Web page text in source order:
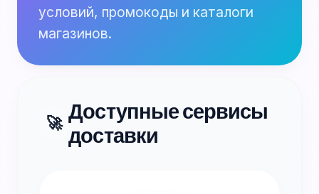
условий, промокоды и каталоги
магазинов.
🚀 Доступные сервисы
доставки